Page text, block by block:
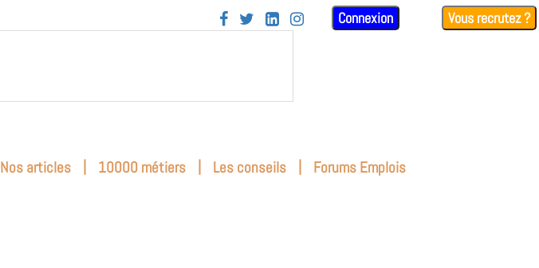
    Connexion Vous recrutez ?
Nos articles | 10000 métiers | Les conseils | Forums Emplois